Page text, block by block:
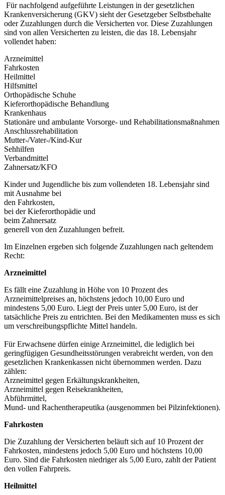
Für nachfolgend aufgeführte Leistungen in der gesetzlichen
Krankenversicherung (GKV) sieht der Gesetzgeber Selbstbehalte
oder Zuzahlungen durch die Versicherten vor. Diese Zuzahlungen
sind von allen Versicherten zu leisten, die das 18. Lebensjahr
vollendet haben:
Arzneimittel
Fahrkosten
Heilmittel
Hilfsmittel
Orthopädische Schuhe
Kieferorthopädische Behandlung
Krankenhaus
Stationäre und ambulante Vorsorge- und Rehabilitationsmaßnahmen
Anschlussrehabilitation
Mutter-/Vater-/Kind-Kur
Sehhilfen
Verbandmittel
Zahnersatz/KFO
Kinder und Jugendliche bis zum vollendeten 18. Lebensjahr sind
mit Ausnahme bei
den Fahrkosten,
bei der Kieferorthopädie und
beim Zahnersatz
generell von den Zuzahlungen befreit.
Im Einzelnen ergeben sich folgende Zuzahlungen nach geltendem
Recht:
Arzneimittel
Es fällt eine Zuzahlung in Höhe von 10 Prozent des
Arzneimittelpreises an, höchstens jedoch 10,00 Euro und
mindestens 5,00 Euro. Liegt der Preis unter 5,00 Euro, ist der
tatsächliche Preis zu entrichten. Bei den Medikamenten muss es sich
um verschreibungspflichte Mittel handeln.
Für Erwachsene dürfen einige Arzneimittel, die lediglich bei
geringfügigen Gesundheitsstörungen verabreicht werden, von den
gesetzlichen Krankenkassen nicht übernommen werden. Dazu
zählen:
Arzneimittel gegen Erkältungskrankheiten,
Arzneimittel gegen Reisekrankheiten,
Abführmittel,
Mund- und Rachentherapeutika (ausgenommen bei Pilzinfektionen).
Fahrkosten
Die Zuzahlung der Versicherten beläuft sich auf 10 Prozent der
Fahrkosten, mindestens jedoch 5,00 Euro und höchstens 10,00
Euro. Sind die Fahrkosten niedriger als 5,00 Euro, zahlt der Patient
den vollen Fahrpreis.
Heilmittel